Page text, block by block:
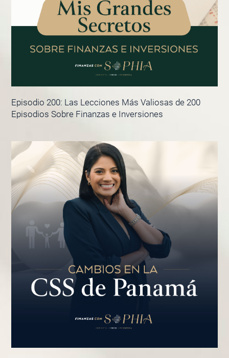
Episodio 200: Las Lecciones Más Valiosas de 200
Episodios Sobre Finanzas e Inversiones